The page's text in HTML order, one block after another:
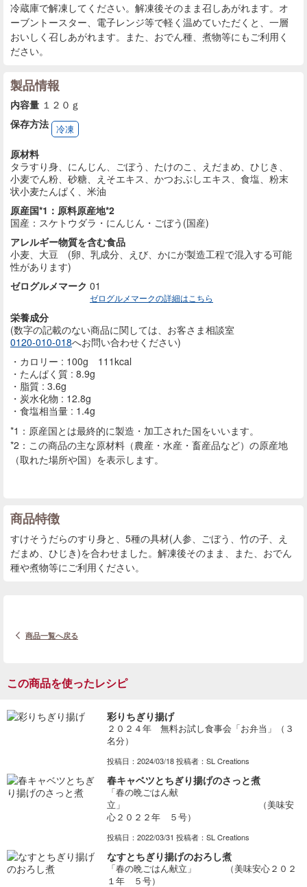
冷蔵庫で解凍してください。解凍後そのまま召しあがれます。オ
ーブントースター、電子レンジ等で軽く温めていただくと、一層
おいしく召しあがれます。また、おでん種、煮物等にもご利用く
ださい。
製品情報
内容量 １２０ｇ
保存方法 冷凍
原材料
タラすり身、にんじん、ごぼう、たけのこ、えだまめ、ひじき、
小麦でん粉、砂糖、えそエキス、かつおぶしエキス、食塩、粉末
状小麦たんぱく、米油
原産国*1：原料原産地*2
国産：スケトウダラ・にんじん・ごぼう(国産)
アレルギー物質を含む食品
小麦、大豆 (卵、乳成分、えび、かにが製造工程で混入する可能
性があります)
ゼログルメマーク 01
ゼログルメマークの詳細はこちら
栄養成分
(数字の記載のない商品に関しては、お客さま相談室
0120-010-018へお問い合わせください)
カロリー : 100g 111kcal
たんぱく質 : 8.9g
脂質 : 3.6g
炭水化物 : 12.8g
食塩相当量 : 1.4g
*1：原産国とは最終的に製造・加工された国をいいます。
*2：この商品の主な原材料（農産・水産・畜産品など）の原産地
（取れた場所や国）を表示します。
商品特徴
すけそうだらのすり身と、5種の具材(人参、ごぼう、竹の子、え
だまめ、ひじき)を合わせました。解凍後そのまま、また、おでん
種や煮物等にご利用ください。
商品一覧へ戻る
この商品を使ったレシピ
彩りちぎり揚げ
２０２４年 無料お試し食事会「お弁当」（３
名分）
投稿日：2024/03/18 投稿者：SL Creations
春キャベツとちぎり揚げのさっと煮
「春の晩ごはん献
立」 （美味安
心２０２２年 ５号）
投稿日：2022/03/31 投稿者：SL Creations
なすとちぎり揚げのおろし煮
「春の晩ごはん献立」 （美味安心２０２
１年 ５号）